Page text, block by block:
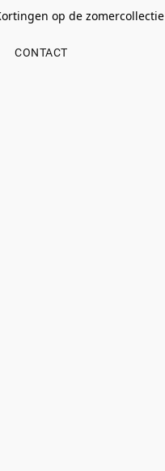
op de zomercollectie
CONTACT